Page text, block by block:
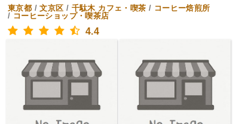
東京都 /文京区 / 千駄木 カフェ・喫茶 / コーヒー焙煎所
/ コーヒーショップ・喫茶店
4.4